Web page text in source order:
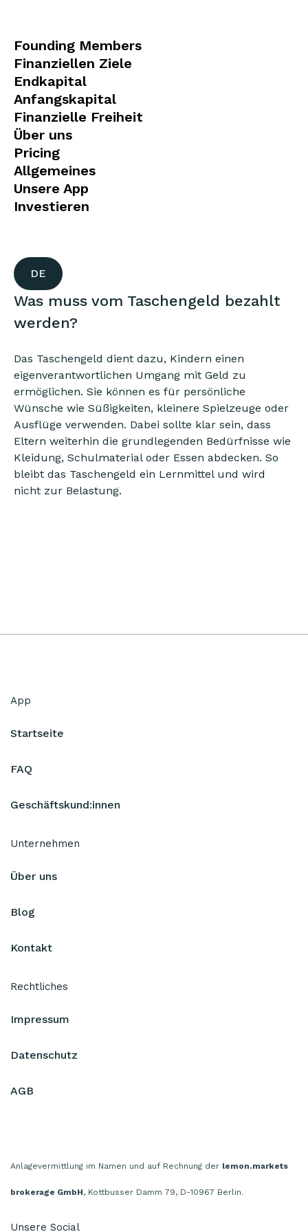
Founding Members
Finanziellen Ziele
Endkapital
Anfangskapital
Finanzielle Freiheit
Über uns
Pricing
Allgemeines
Unsere App
Investieren
DE
Was muss vom Taschengeld bezahlt
werden?
Das Taschengeld dient dazu, Kindern einen
eigenverantwortlichen Umgang mit Geld zu
ermöglichen. Sie können es für persönliche
Wünsche wie Süßigkeiten, kleinere Spielzeuge oder
Ausflüge verwenden. Dabei sollte klar sein, dass
Eltern weiterhin die grundlegenden Bedürfnisse wie
Kleidung, Schulmaterial oder Essen abdecken. So
bleibt das Taschengeld ein Lernmittel und wird
nicht zur Belastung.
App
Startseite
FAQ
Geschäftskund:innen
Unternehmen
Über uns
Blog
Kontakt
Rechtliches
Impressum
Datenschutz
AGB
Anlagevermittlung im Namen und auf Rechnung der lemon.markets
brokerage GmbH, Kottbusser Damm 79, D-10967 Berlin.
Unsere Social